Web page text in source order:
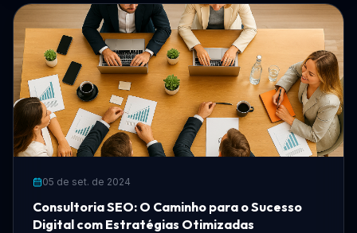
05 de set. de 2024
Consultoria SEO: O Caminho para o Sucesso
Digital com Estratégias Otimizadas